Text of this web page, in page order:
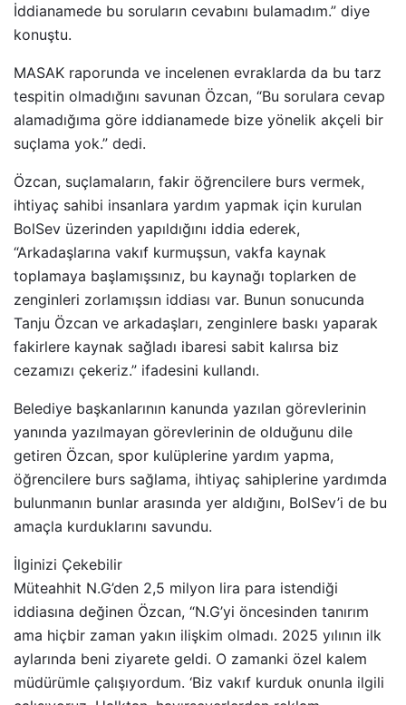
İddianamede bu soruların cevabını bulamadım.” diye
konuştu.
MASAK raporunda ve incelenen evraklarda da bu tarz
tespitin olmadığını savunan Özcan, “Bu sorulara cevap
alamadığıma göre iddianamede bize yönelik akçeli bir
suçlama yok.” dedi.
Özcan, suçlamaların, fakir öğrencilere burs vermek,
ihtiyaç sahibi insanlara yardım yapmak için kurulan
BolSev üzerinden yapıldığını iddia ederek,
“Arkadaşlarına vakıf kurmuşsun, vakfa kaynak
toplamaya başlamışsınız, bu kaynağı toplarken de
zenginleri zorlamışsın iddiası var. Bunun sonucunda
Tanju Özcan ve arkadaşları, zenginlere baskı yaparak
fakirlere kaynak sağladı ibaresi sabit kalırsa biz
cezamızı çekeriz.” ifadesini kullandı.
Belediye başkanlarının kanunda yazılan görevlerinin
yanında yazılmayan görevlerinin de olduğunu dile
getiren Özcan, spor kulüplerine yardım yapma,
öğrencilere burs sağlama, ihtiyaç sahiplerine yardımda
bulunmanın bunlar arasında yer aldığını, BolSev’i de bu
amaçla kurduklarını savundu.
İlginizi Çekebilir
Müteahhit N.G’den 2,5 milyon lira para istendiği
iddiasına değinen Özcan, “N.G’yi öncesinden tanırım
ama hiçbir zaman yakın ilişkim olmadı. 2025 yılının ilk
aylarında beni ziyarete geldi. O zamanki özel kalem
müdürümle çalışıyordum. ‘Biz vakıf kurduk onunla ilgili